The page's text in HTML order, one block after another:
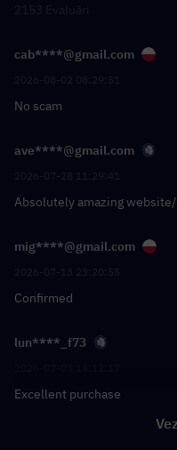
cab****@gmail.com
No scam
ave****@gmail.com
Absolutely amazing
mig****@gmail.com
Confirmed
lun****_f73
Excellent purchase